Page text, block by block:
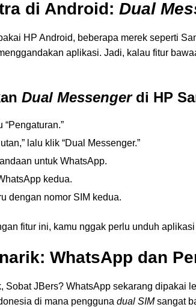
di Android: Dual
HP Android, beberapa merek seperti
aplikasi. Jadi, kalau fitur
Dual Messengerdi HP
“Pengaturan.”
lalu klik “Dual Messenger.”
untuk WhatsApp.
kedua.
dengan nomor SIM kedua.
fitur ini, kamu nggak perlu unduh
WhatsApp dan
Sobat JBers? WhatsApp sekarang dipakai
di mana pengguna dual SIM sangat